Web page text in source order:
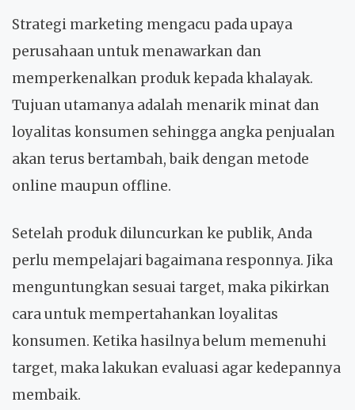
Strategi marketing mengacu pada upaya
perusahaan untuk menawarkan dan
memperkenalkan produk kepada khalayak.
Tujuan utamanya adalah menarik minat dan
loyalitas konsumen sehingga angka penjualan
akan terus bertambah, baik dengan metode
online maupun offline.
Setelah produk diluncurkan ke publik, Anda
perlu mempelajari bagaimana responnya. Jika
menguntungkan sesuai target, maka pikirkan
cara untuk mempertahankan loyalitas
konsumen. Ketika hasilnya belum memenuhi
target, maka lakukan evaluasi agar kedepannya
membaik.